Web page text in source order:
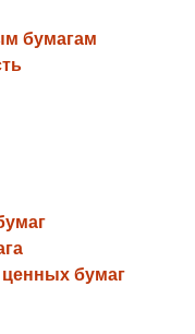
бумагам
бумаг